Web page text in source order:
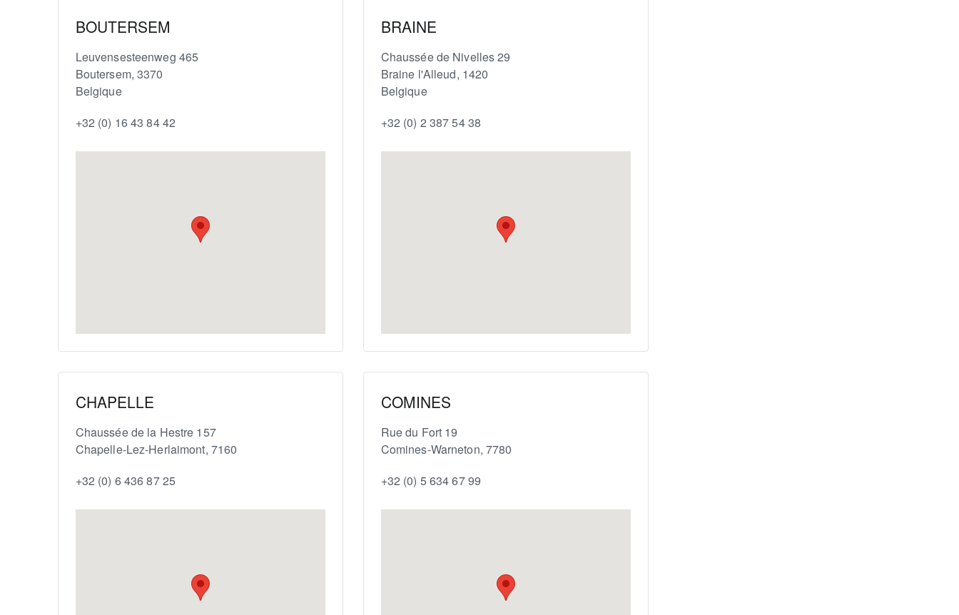
BOUTERSEM
Leuvensesteenweg 465
Boutersem, 3370
Belgique
+32 (0) 16 43 84 42
BRAINE
Chaussée de Nivelles 29
Braine l'Alleud, 1420
Belgique
+32 (0) 2 387 54 38
CHAPELLE
Chaussée de la Hestre 157
Chapelle-Lez-Herlaimont, 7160
+32 (0) 6 436 87 25
COMINES
Rue du Fort 19
Comines-Warneton, 7780
+32 (0) 5 634 67 99